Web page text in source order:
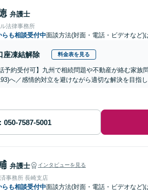
弁護士
法律事務所
らも相談受付中面談方法(対面・電話・ビデオなど)
座凍結解除 料金表を見る
予約受付可】九州で相続問題や不動産が絡む家
へ／感情的対立を避けながら適切な解決を目指
弁護士 インタビューを見る
事務所 長崎支店
らも相談受付中面談方法(対面・電話・ビデオなど)